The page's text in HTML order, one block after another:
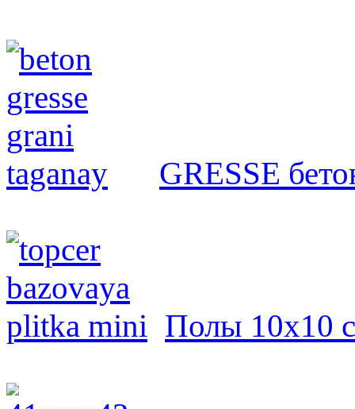
GRESSE
Полы 10х10